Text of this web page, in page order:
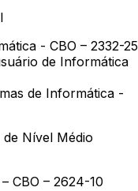
- CBO – 2332-25
de Informática
de Informática -
Nível Médio
CBO – 2624-10